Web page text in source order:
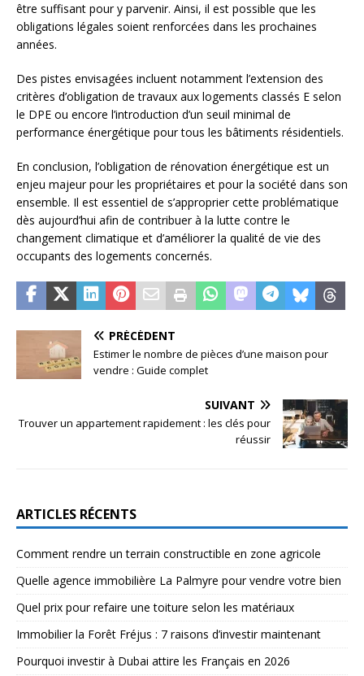
être suffisant pour y parvenir. Ainsi, il est possible que les
obligations légales soient renforcées dans les prochaines
années.
Des pistes envisagées incluent notamment l’extension des
critères d’obligation de travaux aux logements classés E selon
le DPE ou encore l’introduction d’un seuil minimal de
performance énergétique pour tous les bâtiments résidentiels.
En conclusion, l’obligation de rénovation énergétique est un
enjeu majeur pour les propriétaires et pour la société dans son
ensemble. Il est essentiel de s’approprier cette problématique
dès aujourd’hui afin de contribuer à la lutte contre le
changement climatique et d’améliorer la qualité de vie des
occupants des logements concernés.
PRÉCÉDENT
Estimer le nombre de pièces d’une maison pour
vendre : Guide complet
SUIVANT
Trouver un appartement rapidement : les clés pour
réussir
ARTICLES RÉCENTS
Comment rendre un terrain constructible en zone agricole
Quelle agence immobilière La Palmyre pour vendre votre bien
Quel prix pour refaire une toiture selon les matériaux
Immobilier la Forêt Fréjus : 7 raisons d’investir maintenant
Pourquoi investir à Dubai attire les Français en 2026